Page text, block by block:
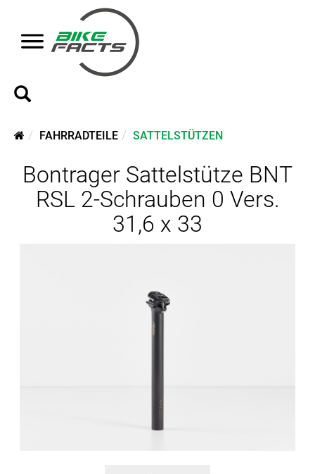
FAHRRADTEILE SATTELSTÜTZEN
Bontrager Sattelstütze BNT
RSL 2-Schrauben 0 Vers.
31,6 x 33